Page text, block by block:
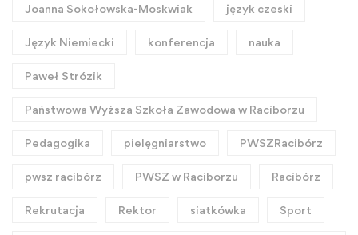
Joanna Sokołowska-Moskwiak język czeski
Język Niemiecki konferencja nauka
Paweł Strózik
Państwowa Wyższa Szkoła Zawodowa w Raciborzu
Pedagogika pielęgniarstwo PWSZRacibórz
pwsz racibórz PWSZ w Raciborzu Racibórz
Rekrutacja Rektor siatkówka Sport